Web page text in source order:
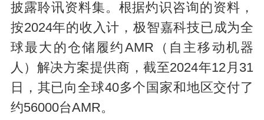
披露聆讯资料集。根据灼识咨询的资料，
按2024年的收入计，极智嘉科技已成为全
球最大的仓储履约AMR（自主移动机器
人）解决方案提供商，截至2024年12月31
日，其已向全球40多个国家和地区交付了
约56000台AMR。